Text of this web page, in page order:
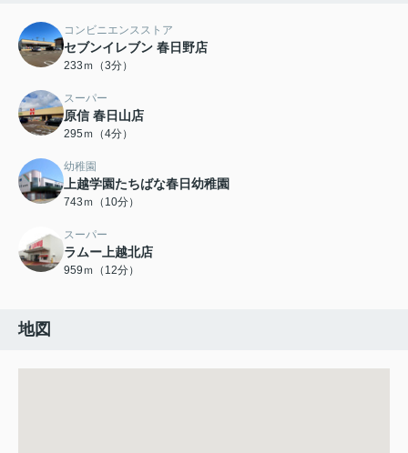
コンビニエンスストア
セブンイレブン 春日野店
233ｍ（3分）
スーパー
原信 春日山店
295ｍ（4分）
幼稚園
上越学園たちばな春日幼稚園
743ｍ（10分）
スーパー
ラムー上越北店
959ｍ（12分）
地図